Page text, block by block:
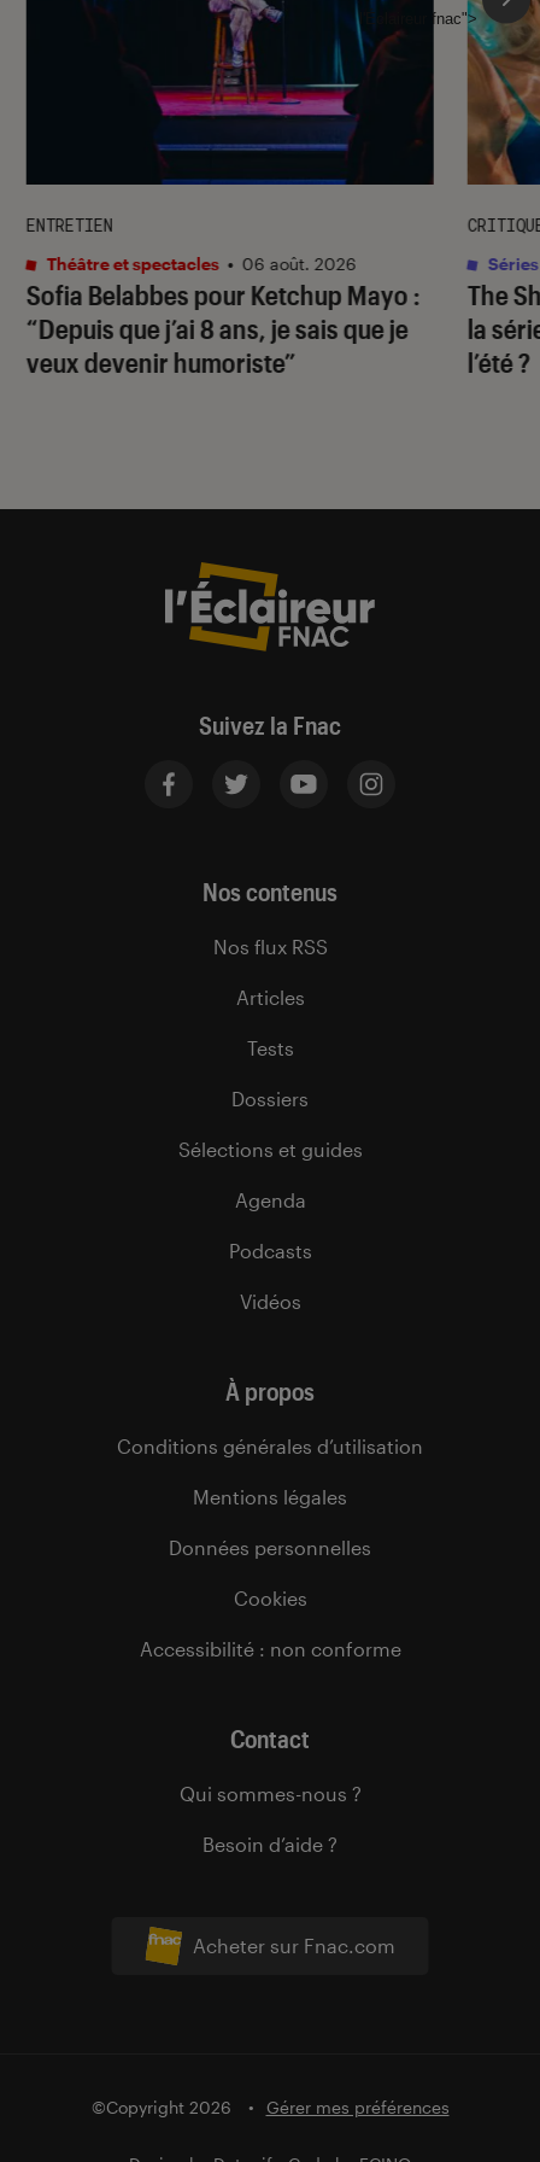
Sofia Belabbes pour Ketchup Mayo :
“Depuis que j’ai 8 ans, je sais que je
veux devenir humoriste”
ENTRETIEN
Théâtre et spectacles • 06 août. 2026
The
la
l’été ?
Séries
l'Éclaireur fnac">
Suivez la Fnac
Acheter sur Fnac.com
Nos contenus
Nos flux RSS
Articles
Tests
Dossiers
Sélections et guides
Agenda
Podcasts
Vidéos
À propos
Conditions générales d’utilisation
Mentions légales
Données personnelles
Cookies
Accessibilité : non conforme
Contact
Qui sommes-nous ?
Besoin d’aide ?
©Copyright 2026 Gérer mes préférences